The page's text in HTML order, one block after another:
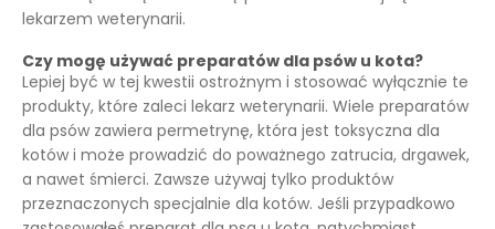
lekarzem weterynarii.
Czy mogę używać preparatów dla psów u kota?
Lepiej być w tej kwestii ostrożnym i stosować wyłącznie te
produkty, które zaleci lekarz weterynarii. Wiele preparatów
dla psów zawiera permetrynę, która jest toksyczna dla
kotów i może prowadzić do poważnego zatrucia, drgawek,
a nawet śmierci. Zawsze używaj tylko produktów
przeznaczonych specjalnie dla kotów. Jeśli przypadkowo